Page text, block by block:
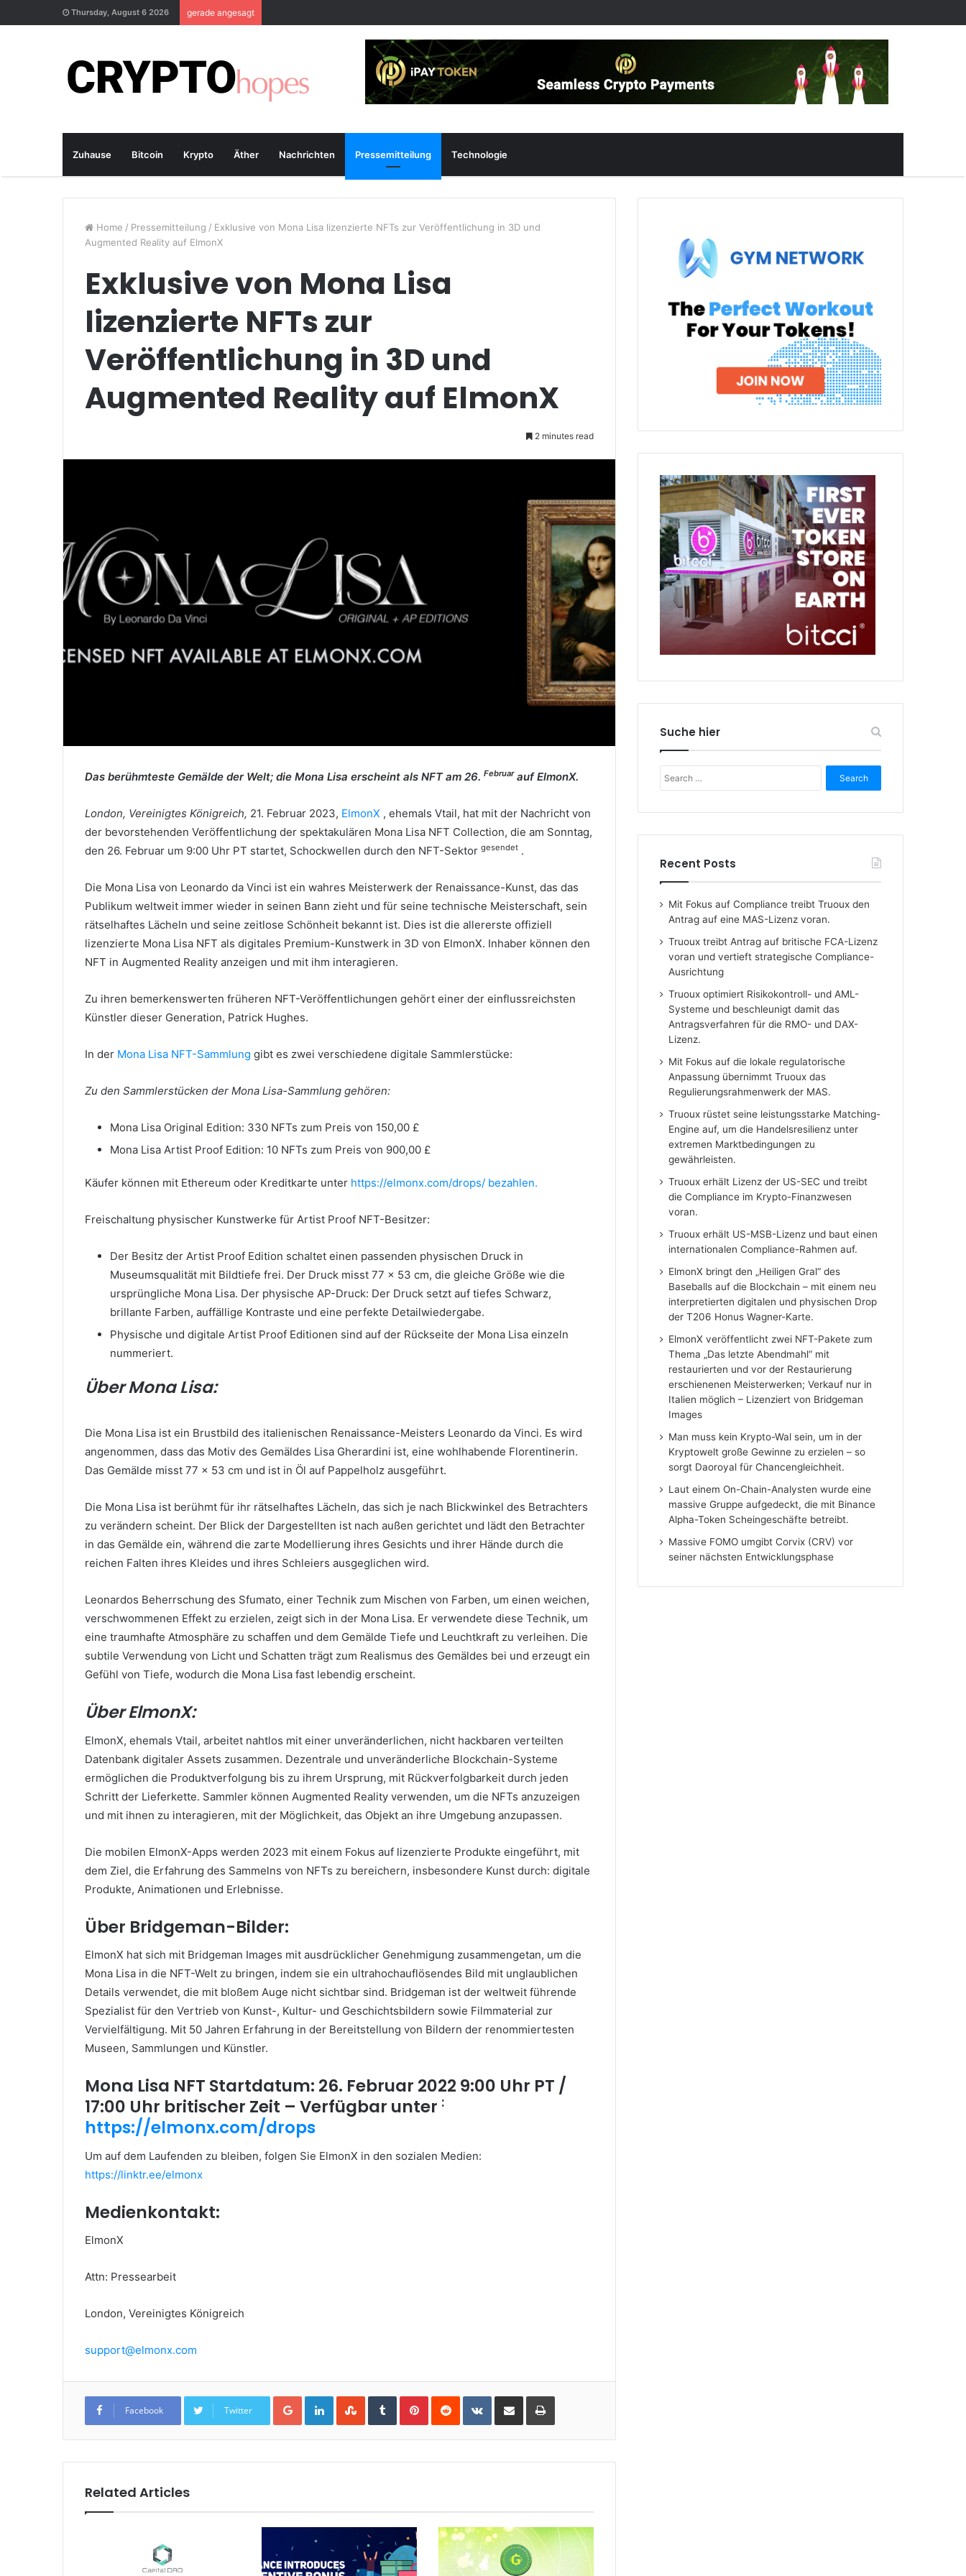
Thursday, August 6 2026 gerade angesagt
Zuhause Bitcoin Krypto Äther Nachrichten Pressemitteilung Technologie
Home / Pressemitteilung / Exklusive von Mona Lisa lizenzierte NFTs zur Veröffentlichung in 3D und
Augmented Reality auf ElmonX
Exklusive von Mona Lisa
lizenzierte NFTs zur
Veröffentlichung in 3D und
Augmented Reality auf ElmonX
2 minutes read
Das berühmteste Gemälde der Welt; die Mona Lisa erscheint als NFT am 26. Februarauf ElmonX.
London, Vereinigtes Königreich, 21. Februar 2023, ElmonX , ehemals Vtail, hat mit der Nachricht von
der bevorstehenden Veröffentlichung der spektakulären Mona Lisa NFT Collection, die am Sonntag,
den 26. Februar um 9:00 Uhr PT startet, Schockwellen durch den NFT-Sektor gesendet .
Die Mona Lisa von Leonardo da Vinci ist ein wahres Meisterwerk der Renaissance-Kunst, das das
Publikum weltweit immer wieder in seinen Bann zieht und für seine technische Meisterschaft, sein
rätselhaftes Lächeln und seine zeitlose Schönheit bekannt ist. Dies ist die allererste offiziell
lizenzierte Mona Lisa NFT als digitales Premium-Kunstwerk in 3D von ElmonX. Inhaber können den
NFT in Augmented Reality anzeigen und mit ihm interagieren.
Zu ihren bemerkenswerten früheren NFT-Veröffentlichungen gehört einer der einflussreichsten
Künstler dieser Generation, Patrick Hughes.
In der Mona Lisa NFT-Sammlung gibt es zwei verschiedene digitale Sammlerstücke:
Zu den Sammlerstücken der Mona Lisa-Sammlung gehören:
Mona Lisa Original Edition: 330 NFTs zum Preis von 150,00 £
Mona Lisa Artist Proof Edition: 10 NFTs zum Preis von 900,00 £
Käufer können mit Ethereum oder Kreditkarte unter https://elmonx.com/drops/ bezahlen.
Freischaltung physischer Kunstwerke für Artist Proof NFT-Besitzer:
Der Besitz der Artist Proof Edition schaltet einen passenden physischen Druck in
Museumsqualität mit Bildtiefe frei. Der Druck misst 77 x 53 cm, die gleiche Größe wie die
ursprüngliche Mona Lisa. Der physische AP-Druck: Der Druck setzt auf tiefes Schwarz,
brillante Farben, auffällige Kontraste und eine perfekte Detailwiedergabe.
Physische und digitale Artist Proof Editionen sind auf der Rückseite der Mona Lisa einzeln
nummeriert.
Über Mona Lisa:
Die Mona Lisa ist ein Brustbild des italienischen Renaissance-Meisters Leonardo da Vinci. Es wird
angenommen, dass das Motiv des Gemäldes Lisa Gherardini ist, eine wohlhabende Florentinerin.
Das Gemälde misst 77 x 53 cm und ist in Öl auf Pappelholz ausgeführt.
Die Mona Lisa ist berühmt für ihr rätselhaftes Lächeln, das sich je nach Blickwinkel des Betrachters
zu verändern scheint. Der Blick der Dargestellten ist nach außen gerichtet und lädt den Betrachter
in das Gemälde ein, während die zarte Modellierung ihres Gesichts und ihrer Hände durch die
reichen Falten ihres Kleides und ihres Schleiers ausgeglichen wird.
Leonardos Beherrschung des Sfumato, einer Technik zum Mischen von Farben, um einen weichen,
verschwommenen Effekt zu erzielen, zeigt sich in der Mona Lisa. Er verwendete diese Technik, um
eine traumhafte Atmosphäre zu schaffen und dem Gemälde Tiefe und Leuchtkraft zu verleihen. Die
subtile Verwendung von Licht und Schatten trägt zum Realismus des Gemäldes bei und erzeugt ein
Gefühl von Tiefe, wodurch die Mona Lisa fast lebendig erscheint.
Über ElmonX:
ElmonX, ehemals Vtail, arbeitet nahtlos mit einer unveränderlichen, nicht hackbaren verteilten
Datenbank digitaler Assets zusammen. Dezentrale und unveränderliche Blockchain-Systeme
ermöglichen die Produktverfolgung bis zu ihrem Ursprung, mit Rückverfolgbarkeit durch jeden
Schritt der Lieferkette. Sammler können Augmented Reality verwenden, um die NFTs anzuzeigen
und mit ihnen zu interagieren, mit der Möglichkeit, das Objekt an ihre Umgebung anzupassen.
Die mobilen ElmonX-Apps werden 2023 mit einem Fokus auf lizenzierte Produkte eingeführt, mit
dem Ziel, die Erfahrung des Sammelns von NFTs zu bereichern, insbesondere Kunst durch: digitale
Produkte, Animationen und Erlebnisse.
Über Bridgeman-Bilder:
ElmonX hat sich mit Bridgeman Images mit ausdrücklicher Genehmigung zusammengetan, um die
Mona Lisa in die NFT-Welt zu bringen, indem sie ein ultrahochauflösendes Bild mit unglaublichen
Details verwendet, die mit bloßem Auge nicht sichtbar sind. Bridgeman ist der weltweit führende
Spezialist für den Vertrieb von Kunst-, Kultur- und Geschichtsbildern sowie Filmmaterial zur
Vervielfältigung. Mit 50 Jahren Erfahrung in der Bereitstellung von Bildern der renommiertesten
Museen, Sammlungen und Künstler.
Mona Lisa NFT Startdatum: 26. Februar 2022 9:00 Uhr PT /
17:00 Uhr britischer Zeit – Verfügbar unter :
https://elmonx.com/drops
Um auf dem Laufenden zu bleiben, folgen Sie ElmonX in den sozialen Medien:
https://linktr.ee/elmonx
Medienkontakt:
ElmonX
Attn: Pressearbeit
London, Vereinigtes Königreich
support@elmonx.com
Facebook Twitter
Google+LinkedInStumbleUpon
TumblrPinterestReddit VKontakte
Share via Email Print
Related Articles
Suche hier
for:
Recent Posts
Mit Fokus auf Compliance treibt Truoux den
Antrag auf eine MAS-Lizenz voran.
Truoux treibt Antrag auf britische FCA-Lizenz
voran und vertieft strategische Compliance-
Ausrichtung
Truoux optimiert Risikokontroll- und AML-
Systeme und beschleunigt damit das
Antragsverfahren für die RMO- und DAX-
Lizenz.
Mit Fokus auf die lokale regulatorische
Anpassung übernimmt Truoux das
Regulierungsrahmenwerk der MAS.
Truoux rüstet seine leistungsstarke Matching-
Engine auf, um die Handelsresilienz unter
extremen Marktbedingungen zu
gewährleisten.
Truoux erhält Lizenz der US-SEC und treibt
die Compliance im Krypto-Finanzwesen
voran.
Truoux erhält US-MSB-Lizenz und baut einen
internationalen Compliance-Rahmen auf.
ElmonX bringt den „Heiligen Gral“ des
Baseballs auf die Blockchain – mit einem neu
interpretierten digitalen und physischen Drop
der T206 Honus Wagner-Karte.
ElmonX veröffentlicht zwei NFT-Pakete zum
Thema „Das letzte Abendmahl“ mit
restaurierten und vor der Restaurierung
erschienenen Meisterwerken; Verkauf nur in
Italien möglich – Lizenziert von Bridgeman
Images
Man muss kein Krypto-Wal sein, um in der
Kryptowelt große Gewinne zu erzielen – so
sorgt Daoroyal für Chancengleichheit.
Laut einem On-Chain-Analysten wurde eine
massive Gruppe aufgedeckt, die mit Binance
Alpha-Token Scheingeschäfte betreibt.
Massive FOMO umgibt Corvix (CRV) vor
seiner nächsten Entwicklungsphase